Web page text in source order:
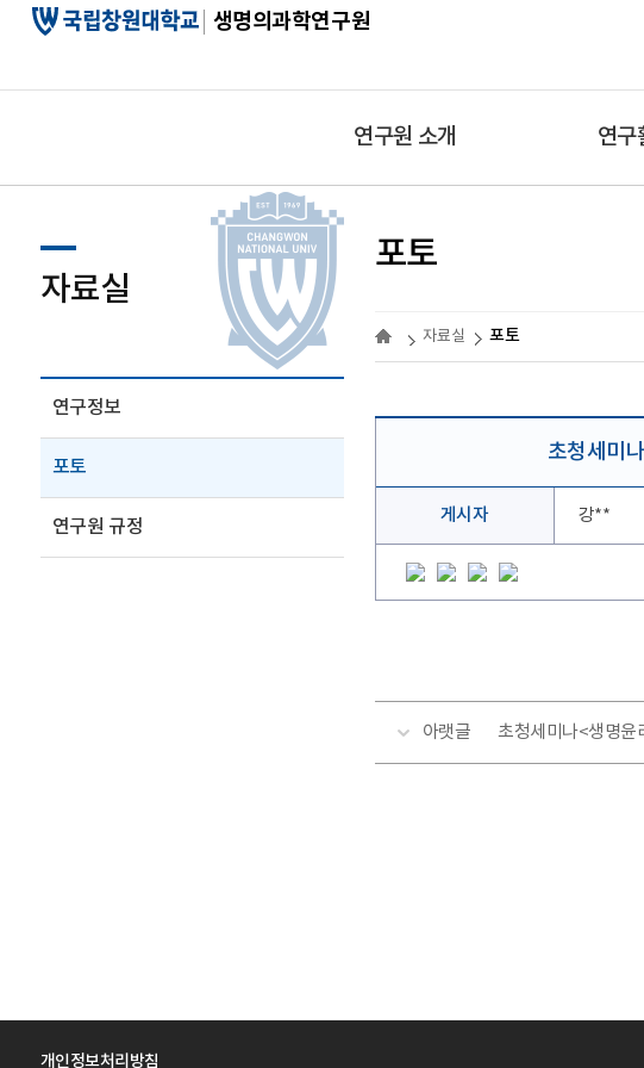
생명의과학연구원
연구원 소개 연구
자료실
연구정보
포토
연구원 규정
포토
자료실 포토
초청세미
게시자 강**
아랫글 초청세미나<생명윤
개인정보처리방침